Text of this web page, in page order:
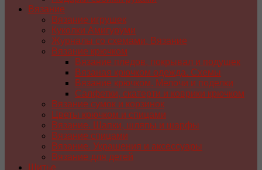
Вязание
Вязание игрушек
Куколки Амигуруми
Журналы со схемами. Вязание
Вязание крючком
Вязание пледов, покрывал и подушек
Вязаная крючком одежда. Схемы
Вязание крючком. Мелочи и поделки
Салфетки, скатерти и коврики крючком
Вязание сумок и корзинок
Цветы крючком и спицами
Вязание. Шапки, шляпы и шарфы
Вязание спицами
Вязание. Украшения и аксессуары
Вязание для детей
Шитье